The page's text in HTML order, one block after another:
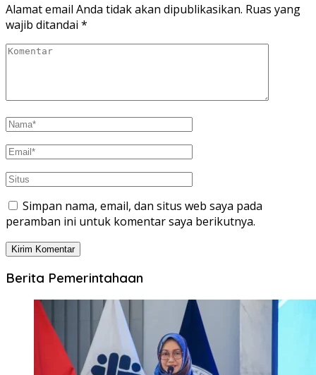
Alamat email Anda tidak akan dipublikasikan. Ruas yang
wajib ditandai *
Simpan nama, email, dan situs web saya pada
peramban ini untuk komentar saya berikutnya.
Berita Pemerintahaan